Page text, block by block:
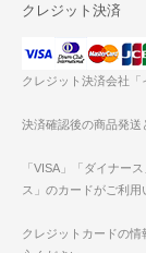
クレジット決済
クレジット決済会社「
決済確認後の商品発送
「VISA」「ダイナー
ス」のカードがご利用
クレジットカードの